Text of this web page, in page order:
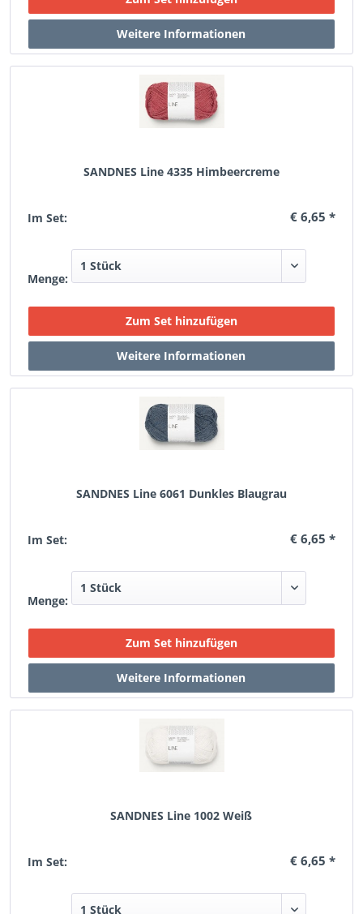
SANDNES Line 4335 Himbeercreme
Im Set: € 6,65 *
Menge:
SANDNES Line 6061 Dunkles Blaugrau
Im Set: € 6,65 *
Menge:
SANDNES Line 1002 Weiß
Im Set: € 6,65 *